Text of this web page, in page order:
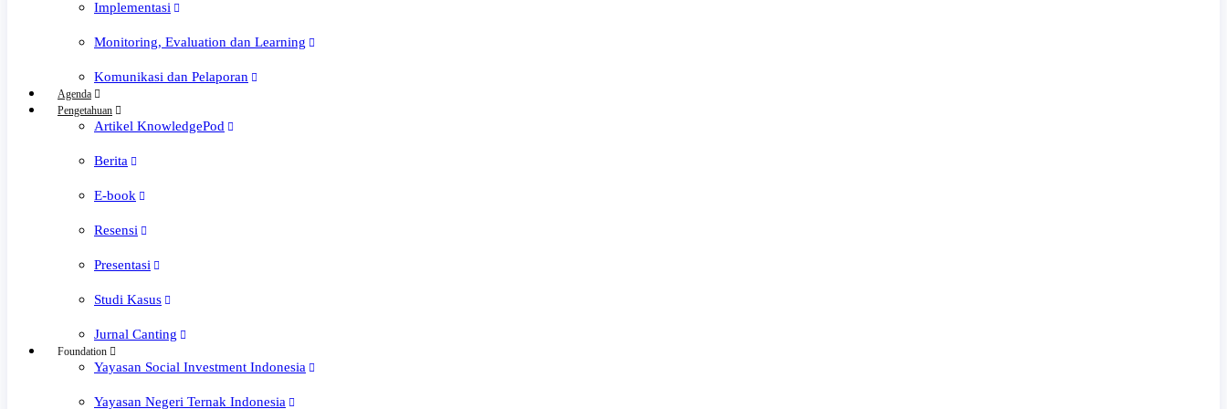
Implementasi
Monitoring, Evaluation dan Learning
Komunikasi dan Pelaporan
Agenda
Pengetahuan
Artikel KnowledgePod
Berita
E-book
Resensi
Presentasi
Studi Kasus
Jurnal Canting
Foundation
Yayasan Social Investment Indonesia
Yayasan Negeri Ternak Indonesia